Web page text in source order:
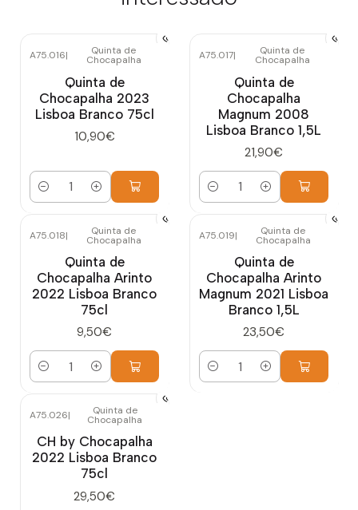
A75.016| Quinta de
Chocapalha
Quinta de
Chocapalha 2023
Lisboa Branco 75cl
10,90€
Quantidade
A75.017| Quinta de
Chocapalha
Quinta de
Chocapalha
Magnum 2008
Lisboa Branco 1,5L
21,90€
Quantidade
A75.018| Quinta de
Chocapalha
Quinta de
Chocapalha Arinto
2022 Lisboa Branco
75cl
9,50€
Quantidade
A75.019| Quinta de
Chocapalha
Quinta de
Chocapalha Arinto
Magnum 2021 Lisboa
Branco 1,5L
23,50€
Quantidade
A75.026| Quinta de
Chocapalha
CH by Chocapalha
2022 Lisboa Branco
75cl
29,50€